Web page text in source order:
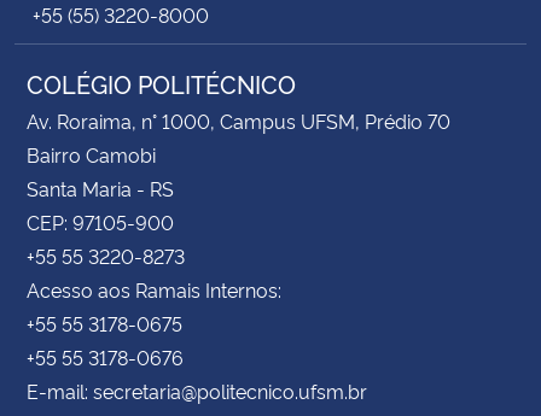
+55 (55) 3220-8000
COLÉGIO POLITÉCNICO
Av. Roraima, n° 1000, Campus UFSM, Prédio 70
Bairro Camobi
Santa Maria - RS
CEP: 97105-900
+55 55 3220-8273
Acesso aos Ramais Internos:
+55 55 3178-0675
+55 55 3178-0676
E-mail: secretaria@politecnico.ufsm.br